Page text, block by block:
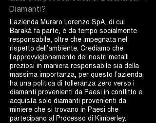
Diamanti?
L’azienda Muraro Lorenzo SpA, di cui
Barakà fa parte, è da tempo socialmente
responsabile, oltre che impegnata nel
rispetto dell’ambiente. Crediamo che
l’approvvigionamento dei nostri metalli
preziosi in maniera responsabile sia della
massima importanza, per questo l’azienda
ha una politica di tolleranza zero verso i
diamanti provenienti da Paesi in conflitto e
acquista solo diamanti provenienti da
miniere che si trovano in Paesi che
partecipano al Processo di Kimberley.